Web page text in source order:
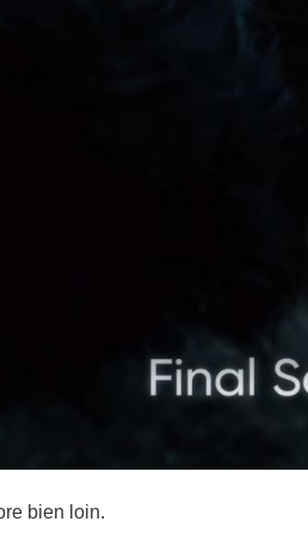
bien loin.